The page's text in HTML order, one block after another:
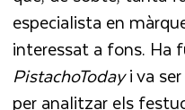
especialista en
interessat a fons. Ha
PistachoTodayi va
per analitzar els